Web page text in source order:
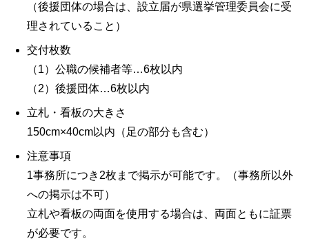
（後援団体の場合は、設立届が県選挙管理委員会に受
理されていること）
交付枚数
（1）公職の候補者等…6枚以内
（2）後援団体…6枚以内
立札・看板の大きさ
150cm×40cm以内（足の部分も含む）
注意事項
1事務所につき2枚まで掲示が可能です。（事務所以外
への掲示は不可）
立札や看板の両面を使用する場合は、両面ともに証票
が必要です。